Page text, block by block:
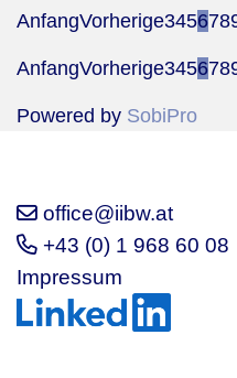
AnfangVorherige345678
AnfangVorherige345678
Powered by SobiPro
office@iibw.at
+43 (0) 1 968 60 08
Impressum